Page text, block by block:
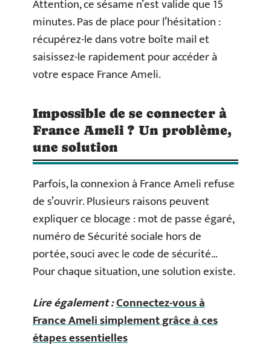
Attention, ce sésame n’est valide que 15
minutes. Pas de place pour l’hésitation :
récupérez-le dans votre boîte mail et
saisissez-le rapidement pour accéder à
votre espace France Ameli.
Impossible de se connecter à
France Ameli ? Un problème,
une solution
Parfois, la connexion à France Ameli refuse
de s’ouvrir. Plusieurs raisons peuvent
expliquer ce blocage : mot de passe égaré,
numéro de Sécurité sociale hors de
portée, souci avec le code de sécurité…
Pour chaque situation, une solution existe.
Lire également :Connectez-vous à
France Ameli simplement grâce à ces
étapes essentielles